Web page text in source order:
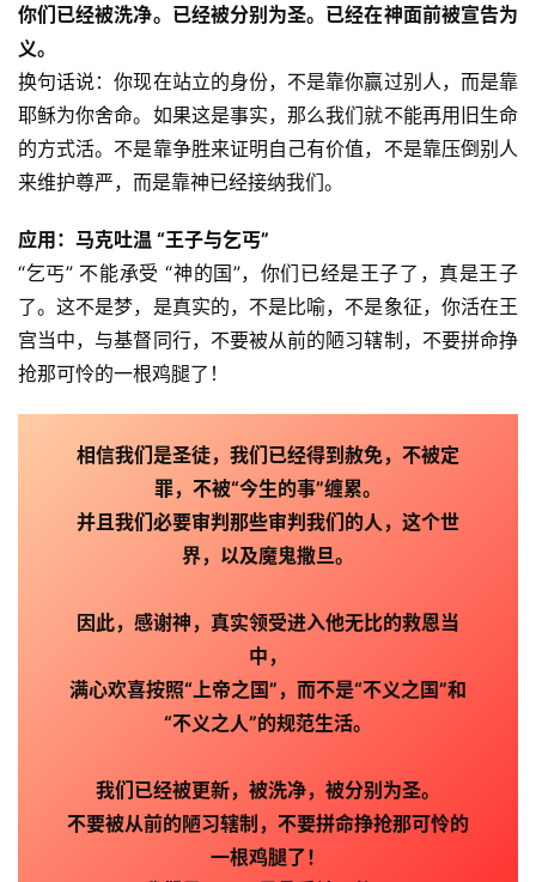
你们已经被洗净。已经被分别为圣。已经在神面前被宣告为
义。
换句话说：你现在站立的身份，不是靠你赢过别人，而是靠
耶稣为你舍命。如果这是事实，那么我们就不能再用旧生命
的方式活。不是靠争胜来证明自己有价值，不是靠压倒别人
来维护尊严，而是靠神已经接纳我们。
应用：马克吐温 “王子与乞丐”
“乞丐” 不能承受 “神的国”，你们已经是王子了，真是王子
了。这不是梦，是真实的，不是比喻，不是象征，你活在王
宫当中，与基督同行，不要被从前的陋习辖制，不要拼命挣
抢那可怜的一根鸡腿了！
相信我们是圣徒，我们已经得到赦免，不被定
罪，不被“今生的事”缠累。
并且我们必要审判那些审判我们的人，这个世
界，以及魔鬼撒旦。
因此，感谢神，真实领受进入他无比的救恩当
中，
满心欢喜按照“上帝之国”，而不是“不义之国”和
“不义之人”的规范生活。
我们已经被更新，被洗净，被分别为圣。
不要被从前的陋习辖制，不要拼命挣抢那可怜的
一根鸡腿了！